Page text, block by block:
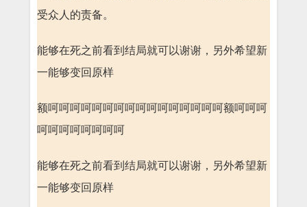
受众人的责备。
能够在死之前看到结局就可以谢谢，另外希望新
一能够变回原样
额呵呵呵呵呵呵呵呵呵呵呵呵呵呵呵呵额呵呵呵
呵呵呵呵呵呵呵呵
能够在死之前看到结局就可以谢谢，另外希望新
一能够变回原样